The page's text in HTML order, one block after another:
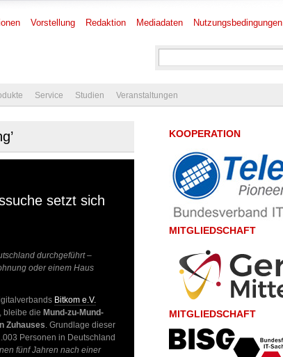
Vorstellung Redaktion Mediadaten Nutzungsbedingungen
Service Studien Veranstaltungen
setzt sich
durchgeführt –
oder einem Haus
Bitkom e.V.
, bleibe die Mund-zu-Mund-
Zuhauses. Grundlage dieser
Personen in Deutschland
fünf Jahren nach einer
KOOPERATION
MITGLIEDSCHAFT
MITGLIEDSCHAFT